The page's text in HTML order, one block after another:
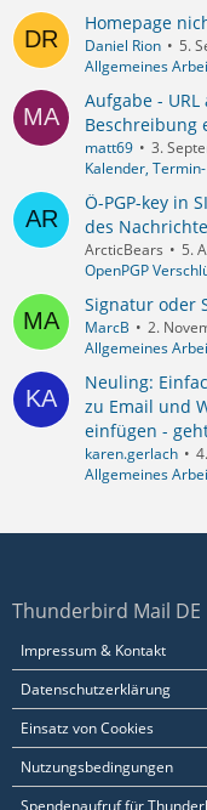
Homepage
Daniel Rion
5.
Allgemeines
Aufgabe -
Beschreibung
matt69
3.
Kalender,
Ö-PGP-key in
des
ArcticBears
5.
OpenPGP
Signatur oder
MarcB
2.
Allgemeines
Neuling:
zu Email und
einfügen -
karen.gerlach
Allgemeines
Thunderbird Mail DE
Impressum & Kontakt
Datenschutzerklärung
Einsatz von Cookies
Nutzungsbedingungen
Spendenaufruf für